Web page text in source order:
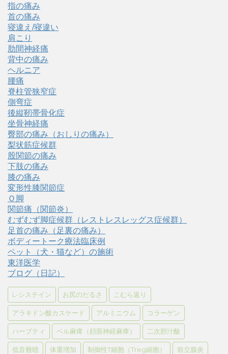
指の痛み
首の痛み
寝違え/寝違い
肩こり
肋間神経痛
背中の痛み
ヘルニア
腰痛
脊柱管狭窄症
側弯症
後縦靭帯骨化症
坐骨神経痛
臀部の痛み（おしりの痛み）
梨状筋症候群
股関節の痛み
下肢の痛み
膝の痛み
変形性膝関節症
Ｏ脚
関節痛（関節炎）
むずむず脚症候群（レストレスレッグス症候群）
足首の痛み（足裏の痛み）
ボディートーク療法臨床例
ペット（犬・猫など）の施術
東洋医学
ブログ（日記）
L-システイン お尻のだるさ こむら返り
アラキドン酸カスケード アルミニウム コラーゲン
ハーブティ ベル麻痺（顔面神経麻痺） 二次胆汁酸
低音難聴 体重増加 制御性T細胞（Treg細胞） 前立腺炎